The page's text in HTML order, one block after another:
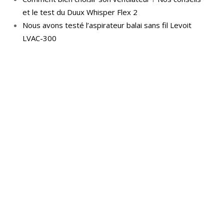
et le test du Duux Whisper Flex 2
Nous avons testé l’aspirateur balai sans fil Levoit
LVAC-300